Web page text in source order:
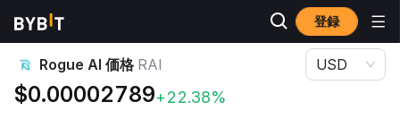
登録
暗号資産価格
Rogue AI 価格 RAI
$0.00002789+22.38%
USD